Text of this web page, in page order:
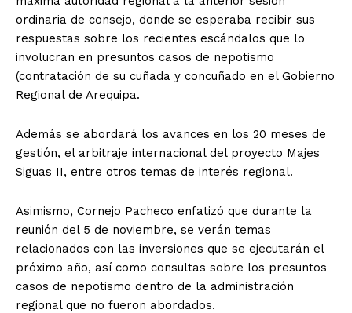
ordinaria de consejo, donde se esperaba recibir sus
respuestas sobre los recientes escándalos que lo
involucran en presuntos casos de nepotismo
(contratación de su cuñada y concuñado en el Gobierno
Regional de Arequipa.
Además se abordará los avances en los 20 meses de
gestión, el arbitraje internacional del proyecto Majes
Siguas II, entre otros temas de interés regional.
Asimismo, Cornejo Pacheco enfatizó que durante la
reunión del 5 de noviembre, se verán temas
relacionados con las inversiones que se ejecutarán el
próximo año, así como consultas sobre los presuntos
casos de nepotismo dentro de la administración
regional que no fueron abordados.